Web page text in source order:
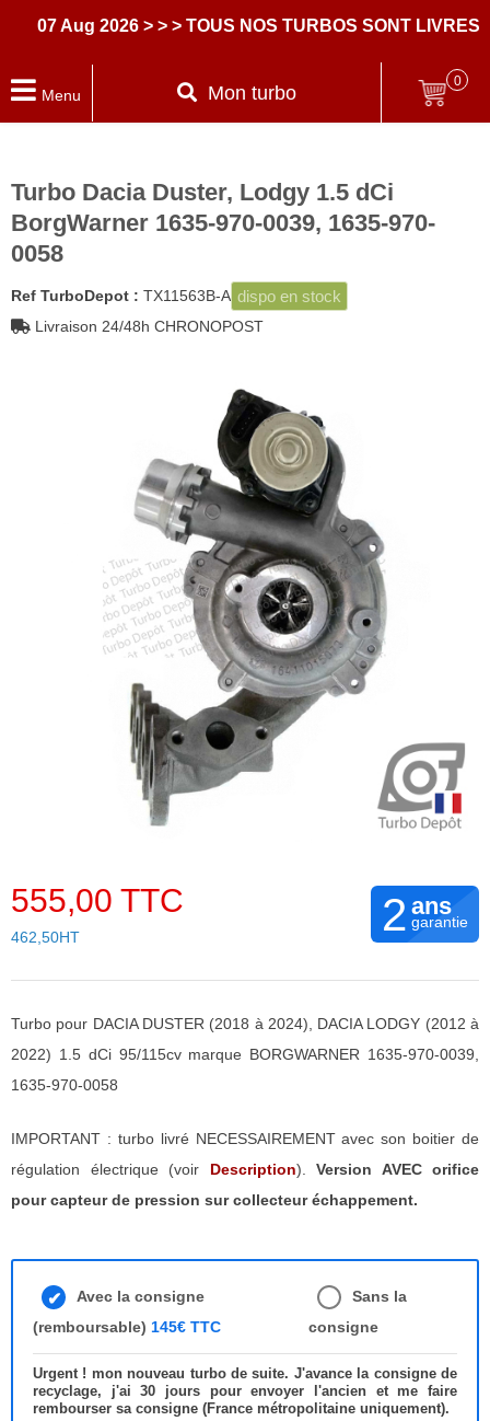
07 Aug 2026 > > > TOUS NOS TURBOS SONT LIVRES
Menu Mon turbo
0
Turbo Dacia Duster, Lodgy 1.5 dCi
BorgWarner 1635-970-0039, 1635-970-
0058
Ref TurboDepot : TX11563B-A dispo en stock
Livraison 24/48h CHRONOPOST
555,00 TTC
462,50HT 2 ans
garantie
Turbo pour DACIA DUSTER (2018 à 2024), DACIA LODGY (2012 à
2022) 1.5 dCi 95/115cv marque BORGWARNER 1635-970-0039,
1635-970-0058
IMPORTANT : turbo livré NECESSAIREMENT avec son boitier de
régulation électrique (voir Description). Version AVEC orifice
pour capteur de pression sur collecteur échappement.
Avec la consigne
(remboursable) 145€ TTC
Sans la
consigne
Urgent ! mon nouveau turbo de suite. J'avance la consigne de
recyclage, j'ai 30 jours pour envoyer l'ancien et me faire
rembourser sa consigne (France métropolitaine uniquement).